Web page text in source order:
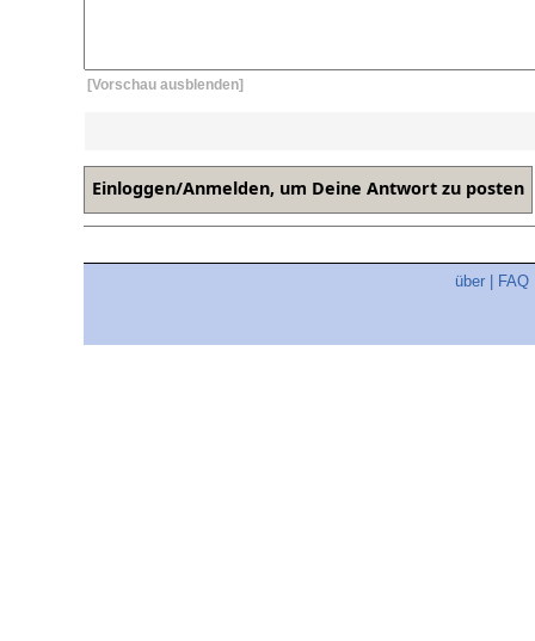
[Vorschau ausblenden]
über FAQ